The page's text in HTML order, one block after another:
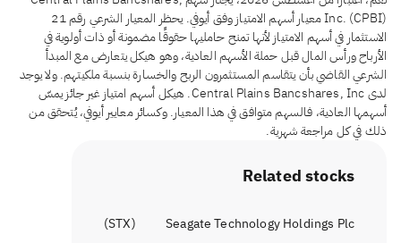
Inc. (CPBI) معيار أسهم الامتياز وفق أيوفي. يحظر المعيار الشرعي رقم 21
الاستثمار في أسهم الامتياز لأنها تمنح حامليها حقوقًا مضمونة أو ذات أولوية في
الأرباح ورأس المال قبل حملة الأسهم العادية، وهو هيكل يتعارض مع المبدأ
الشرعي القاضي بأن يتقاسم المستثمرون الربح والخسارة بنسبة ملكيتهم. ولا يوجد
لدى Central Plains Bancshares, Inc. هيكل أسهم امتياز غير جائز يمسّ
أسهمها العادية، فالسهم متوافق في هذا المعيار. وكسائر معايير أيوفي، يُتحقق من
ذلك في كل مراجعة شهرية.
Related stocks
Seagate Technology Holdings Plc
(
STX
)